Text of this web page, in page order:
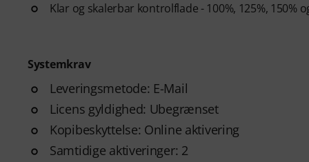
Klar og skalerbar kontrolflade - 100%, 125%, 150%
Systemkrav
Leveringsmetode: E-Mail
Licens gyldighed: Ubegrænset
Kopibeskyttelse: Online aktivering
Samtidige aktiveringer: 2